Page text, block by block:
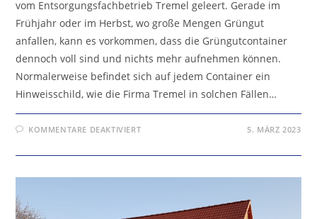
vom Entsorgungsfachbetrieb Tremel geleert. Gerade im
Frühjahr oder im Herbst, wo große Mengen Grüngut
anfallen, kann es vorkommen, dass die Grüngutcontainer
dennoch voll sind und nichts mehr aufnehmen können.
Normalerweise befindet sich auf jedem Container ein
Hinweisschild, wie die Firma Tremel in solchen Fällen…
KOMMENTARE DEAKTIVIERTFÜR
WAS
5. MÄRZ 2023